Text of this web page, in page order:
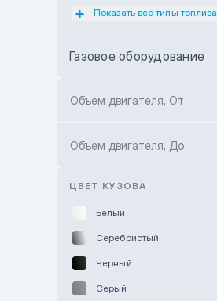
Subaru Motor Almaty
Toyota Kokshetau
Hyundai ShymCity
Показать все типы топлива
Газовое оборудование
Объем двигателя, От
Объем двигателя, До
ЦВЕТ КУЗОВА
Белый
Серебристый
Черный
Серый